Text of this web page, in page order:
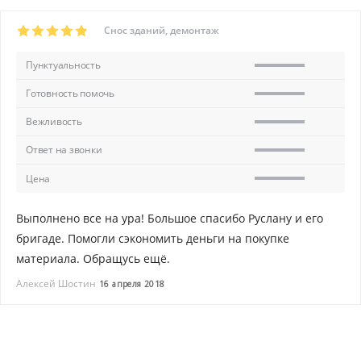
Снос зданий, демонтаж
Пунктуальность
Готовность помочь
Вежливость
Ответ на звонки
Цена
Выполнено все на ура! Большое спасибо Руслану и его
бригаде. Помогли сэкономить деньги на покупке
материала. Обращусь ещё.
Алексей Шостин 16 апреля 2018